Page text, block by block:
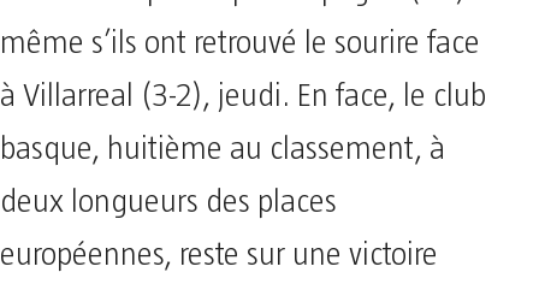
même s’ils ont retrouvé le sourire face
à Villarreal (3-2), jeudi. En face, le club
basque, huitième au classement, à
deux longueurs des places
européennes, reste sur une victoire